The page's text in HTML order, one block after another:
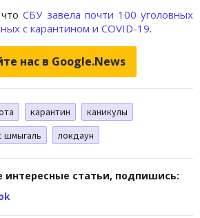
чтоСБУ завела почти 100 уголовных
с карантином и COVID-19.
нас в Google.News
карантин
каникулы
шмыгаль локдаун
интересные статьи, подпишись: